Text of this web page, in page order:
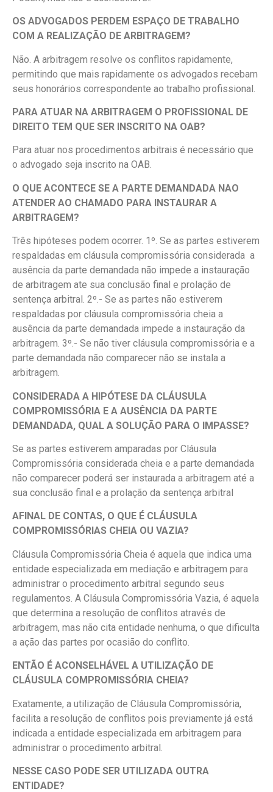
OS ADVOGADOS PERDEM ESPAÇO DE TRABALHO
COM A REALIZAÇÃO DE ARBITRAGEM?
Não. A arbitragem resolve os conflitos rapidamente,
permitindo que mais rapidamente os advogados recebam
seus honorários correspondente ao trabalho profissional.
PARA ATUAR NA ARBITRAGEM O PROFISSIONAL DE
DIREITO TEM QUE SER INSCRITO NA OAB?
Para atuar nos procedimentos arbitrais é necessário que
o advogado seja inscrito na OAB.
O QUE ACONTECE SE A PARTE DEMANDADA NAO
ATENDER AO CHAMADO PARA INSTAURAR A
ARBITRAGEM?
Três hipóteses podem ocorrer. 1º. Se as partes estiverem
respaldadas em cláusula compromissória considerada a
ausência da parte demandada não impede a instauração
de arbitragem ate sua conclusão final e prolação de
sentença arbitral. 2º.- Se as partes não estiverem
respaldadas por cláusula compromissória cheia a
ausência da parte demandada impede a instauração da
arbitragem. 3º.- Se não tiver cláusula compromissória e a
parte demandada não comparecer não se instala a
arbitragem.
CONSIDERADA A HIPÓTESE DA CLÁUSULA
COMPROMISSÓRIA E A AUSÊNCIA DA PARTE
DEMANDADA, QUAL A SOLUÇÃO PARA O IMPASSE?
Se as partes estiverem amparadas por Cláusula
Compromissória considerada cheia e a parte demandada
não comparecer poderá ser instaurada a arbitragem até a
sua conclusão final e a prolação da sentença arbitral
AFINAL DE CONTAS, O QUE É CLÁUSULA
COMPROMISSÓRIAS CHEIA OU VAZIA?
Cláusula Compromissória Cheia é aquela que indica uma
entidade especializada em mediação e arbitragem para
administrar o procedimento arbitral segundo seus
regulamentos. A Cláusula Compromissória Vazia, é aquela
que determina a resolução de conflitos através de
arbitragem, mas não cita entidade nenhuma, o que dificulta
a ação das partes por ocasião do conflito.
ENTÃO É ACONSELHÁVEL A UTILIZAÇÃO DE
CLÁUSULA COMPROMISSÓRIA CHEIA?
Exatamente, a utilização de Cláusula Compromissória,
facilita a resolução de conflitos pois previamente já está
indicada a entidade especializada em arbitragem para
administrar o procedimento arbitral.
NESSE CASO PODE SER UTILIZADA OUTRA
ENTIDADE?